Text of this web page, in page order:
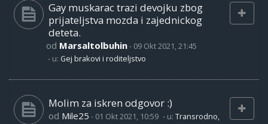
Gay muskarac trazi devojku zbog
prijateljstva mozda i zajednickog
deteta.
od Marsaltolbuhin- 09 Okt 2021, 21:45
- u: Gej brakovi i roditeljstvo
Molim za iskren odgovor :)
od Mile25 - 01 Okt 2021, 10:59 - u: Transrodno,